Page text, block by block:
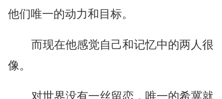
他们唯一的动力和目标。
而现在他感觉自己和记忆中的两人很
像。
对世界没有一丝留恋，唯一的希冀就